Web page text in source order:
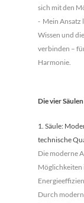
sich mit den
- Mein Ansatz
Wissen und
verbinden –
Harmonie.
Die vier
1. Säule:
technische
Die moderne
Durch